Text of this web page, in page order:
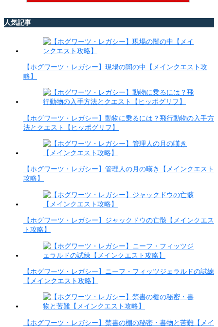
人気記事
【ホグワーツ・レガシー】現場の闇の中【メインクエスト攻
略】
【ホグワーツ・レガシー】動物に乗るには？飛行動物の入手方
法とクエスト【ヒッポグリフ】
【ホグワーツ・レガシー】管理人の月の嘆き【メインクエスト
攻略】
【ホグワーツ・レガシー】ジャックドウの亡骸【メインクエス
ト攻略】
【ホグワーツ・レガシー】ニーフ・フィッツジェラルドの試練
【メインクエスト攻略】
【ホグワーツ・レガシー】禁書の棚の秘密・書物と苦難【メイ